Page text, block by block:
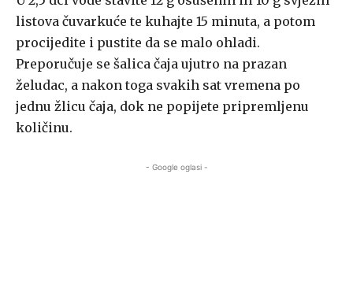
listova čuvarkuće te kuhajte 15 minuta, a potom
procijedite i pustite da se malo ohladi.
Preporučuje se šalica čaja ujutro na prazan
želudac, a nakon toga svakih sat vremena po
jednu žlicu čaja, dok ne popijete pripremljenu
količinu.
- Google oglasi -